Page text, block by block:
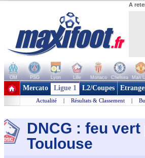
A
OM PSG Lyon Lille Monaco Chelsea Man
+ de clubs
Mercato Ligue 1 L2/Coupes
Actualité | Résultats & Classement |
DNCG : feu
Toulouse